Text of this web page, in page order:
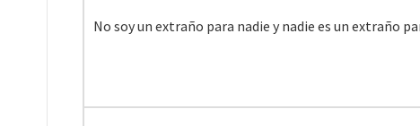
No soy un extraño para nadie y nadie es un extraño